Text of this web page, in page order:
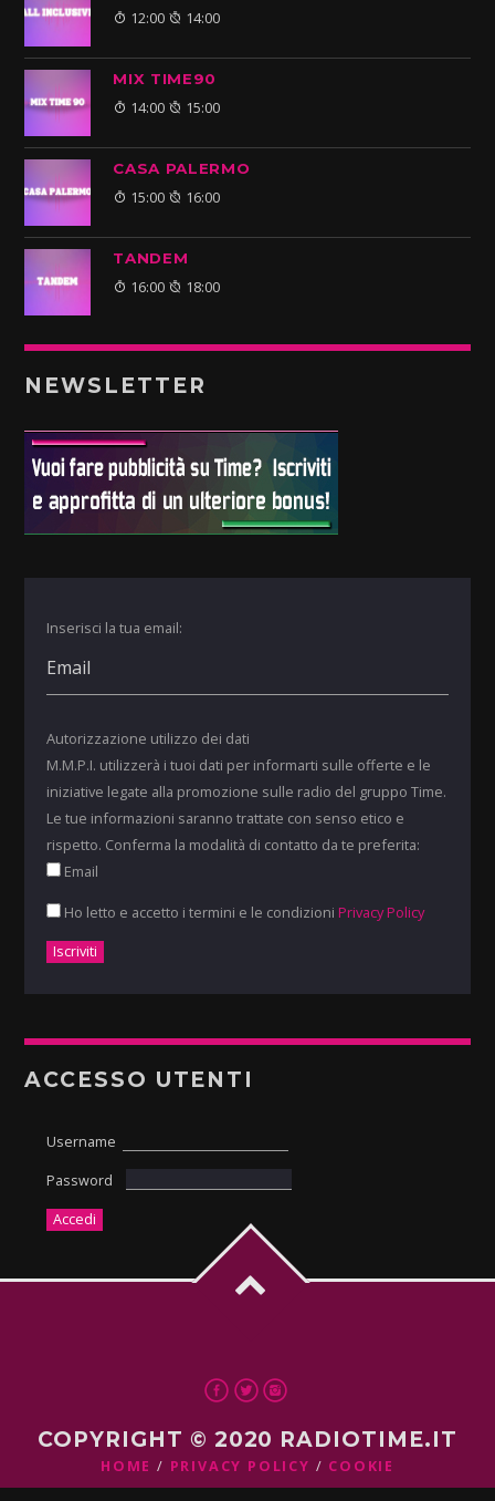
12:00 14:00
MIX TIME90
14:00 15:00
CASA PALERMO
15:00 16:00
TANDEM
16:00 18:00
NEWSLETTER
Inserisci la tua email:
Autorizzazione utilizzo dei dati
M.M.P.I. utilizzerà i tuoi dati per informarti sulle offerte e le
iniziative legate alla promozione sulle radio del gruppo Time.
Le tue informazioni saranno trattate con senso etico e
rispetto. Conferma la modalità di contatto da te preferita:
Email
Ho letto e accetto i termini e le condizioni Privacy Policy
ACCESSO UTENTI
Username
Password
COPYRIGHT © 2020 RADIOTIME.IT
HOME PRIVACY POLICY COOKIE